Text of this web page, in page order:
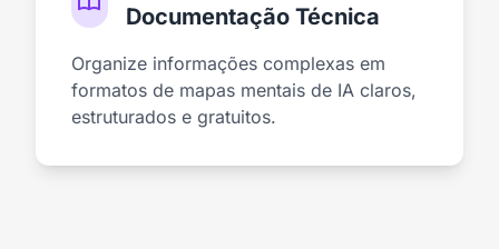
Documentação Técnica
Organize informações complexas em
formatos de mapas mentais de IA claros,
estruturados e gratuitos.